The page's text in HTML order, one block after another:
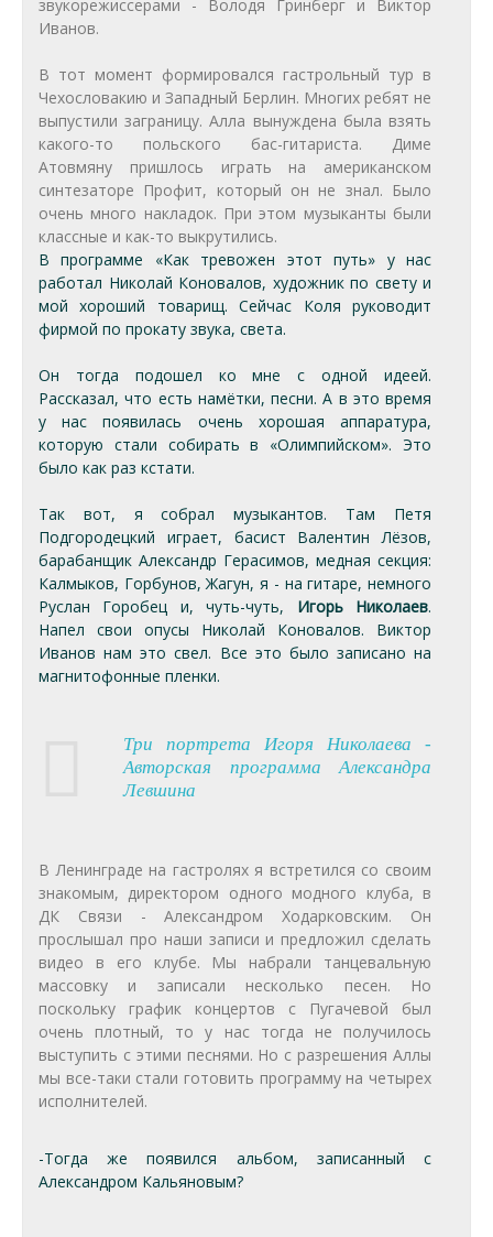
звукорежиссерами - Володя Гринберг и Виктор
Иванов.
В тот момент формировался гастрольный тур в
Чехословакию и Западный Берлин. Многих ребят не
выпустили заграницу. Алла вынуждена была взять
какого-то польского бас-гитариста. Диме
Атовмяну пришлось играть на американском
синтезаторе Профит, который он не знал. Было
очень много накладок. При этом музыканты были
классные и как-то выкрутились.
В программе «Как тревожен этот путь» у нас
работал Николай Коновалов, художник по свету и
мой хороший товарищ. Сейчас Коля руководит
фирмой по прокату звука, света.
Он тогда подошел ко мне с одной идеей.
Рассказал, что есть намётки, песни. А в это время
у нас появилась очень хорошая аппаратура,
которую стали собирать в «Олимпийском». Это
было как раз кстати.
Так вот, я собрал музыкантов. Там Петя
Подгородецкий играет, басист Валентин Лёзов,
барабанщик Александр Герасимов, медная секция:
Калмыков, Горбунов, Жагун, я - на гитаре, немного
Руслан Горобец и, чуть-чуть, Игорь Николаев.
Напел свои опусы Николай Коновалов. Виктор
Иванов нам это свел. Все это было записано на
магнитофонные пленки.
Три портрета Игоря Николаева -
Авторская программа Александра
Левшина
В Ленинграде на гастролях я встретился со своим
знакомым, директором одного модного клуба, в
ДК Связи - Александром Ходарковским. Он
прослышал про наши записи и предложил сделать
видео в его клубе. Мы набрали танцевальную
массовку и записали несколько песен. Но
поскольку график концертов с Пугачевой был
очень плотный, то у нас тогда не получилось
выступить с этими песнями. Но с разрешения Аллы
мы все-таки стали готовить программу на четырех
исполнителей.
-Тогда же появился альбом, записанный с
Александром Кальяновым?